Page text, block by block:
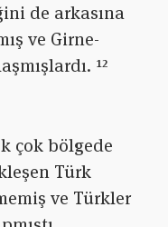
de arkasına
ve Girne-
¹²
çok bölgede
Türk
ve Türkler